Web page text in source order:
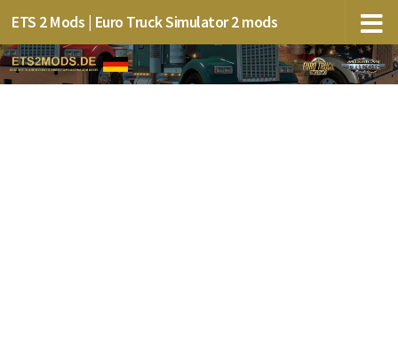
ETS 2 Mods | Euro Truck Simulator 2 mods